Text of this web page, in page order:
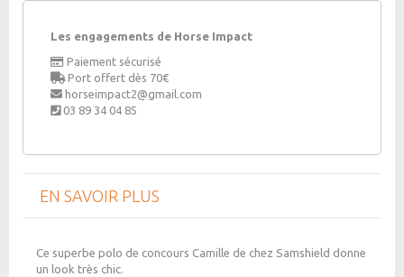
Les engagements de Horse Impact
Paiement sécurisé
Port offert dès 70€
horseimpact2@gmail.com
03 89 34 04 85
EN SAVOIR PLUS
Ce superbe polo de concours Camille de chez Samshield donne
un look très chic.